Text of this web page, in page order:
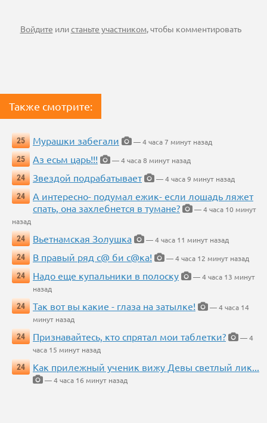
Войдите илистаньте участником, чтобы комментировать
Также смотрите:
25 Мурашки забегали
— 4 часа 7 минут назад
25
Аз есьм царь!!!
— 4 часа 8 минут назад
24
Звездой подрабатывает
— 4 часа 9 минут назад
24
А интересно- подумал ежик- если лошадь ляжет
спать, она захлебнется в тумане?
— 4 часа 10 минут
назад
24
Вьетнамская Золушка
— 4 часа 11 минут назад
24
В правый ряд с@ би с@ка!
— 4 часа 12 минут назад
24
Надо еще купальники в полоску
— 4 часа 13 минут
назад
24
Так вот вы какие - глаза на затылке!
— 4 часа 14
минут назад
24
Признавайтесь, кто спрятал мои таблетки?
— 4
часа 15 минут назад
24
Как прилежный ученик вижу Девы светлый лик...
— 4 часа 16 минут назад